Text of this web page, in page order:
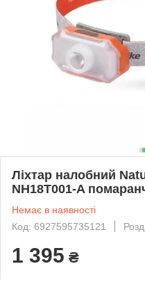
Ліхтар налобний
NH18T001-A
Немає в наявності
Код: 6927595735121
1 395 ₴